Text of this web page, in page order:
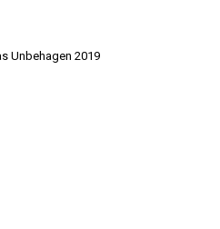
Unbehagen 2019